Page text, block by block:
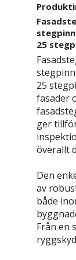
25
25
fasader
ger
överallt
Den
av
både
Från en